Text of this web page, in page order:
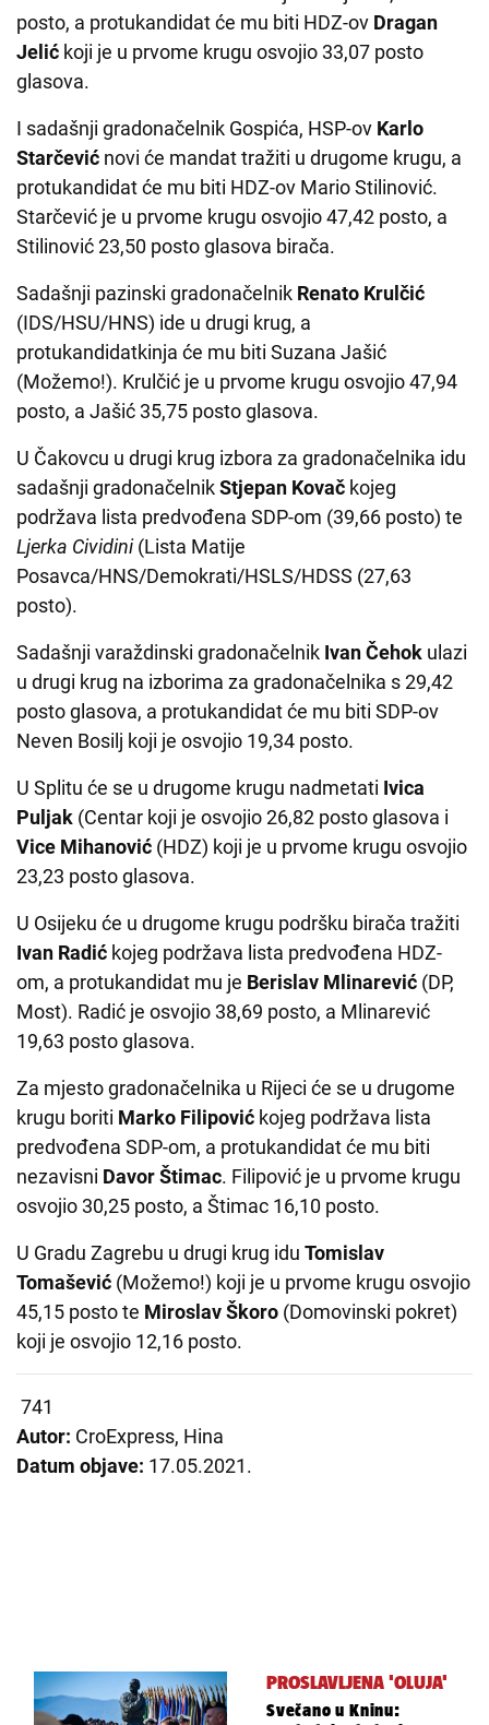
posto, a protukandidat će mu biti HDZ-ov Dragan
Jelić koji je u prvome krugu osvojio 33,07 posto
glasova.
I sadašnji gradonačelnik Gospića, HSP-ov Karlo
Starčević novi će mandat tražiti u drugome krugu, a
protukandidat će mu biti HDZ-ov Mario Stilinović.
Starčević je u prvome krugu osvojio 47,42 posto, a
Stilinović 23,50 posto glasova birača.
Sadašnji pazinski gradonačelnik Renato Krulčić
(IDS/HSU/HNS) ide u drugi krug, a
protukandidatkinja će mu biti Suzana Jašić
(Možemo!). Krulčić je u prvome krugu osvojio 47,94
posto, a Jašić 35,75 posto glasova.
U Čakovcu u drugi krug izbora za gradonačelnika idu
sadašnji gradonačelnikStjepan Kovač kojeg
podržava lista predvođena SDP-om (39,66 posto) te
Ljerka Cividini(Lista Matije
Posavca/HNS/Demokrati/HSLS/HDSS (27,63
posto).
Sadašnji varaždinski gradonačelnik Ivan Čehok ulazi
u drugi krug na izborima za gradonačelnika s 29,42
posto glasova, a protukandidat će mu biti SDP-ov
Neven Bosilj koji je osvojio 19,34 posto.
U Splitu će se u drugome krugu nadmetati Ivica
Puljak (Centar koji je osvojio 26,82 posto glasova i
Vice Mihanović (HDZ) koji je u prvome krugu osvojio
23,23 posto glasova.
U Osijeku će u drugome krugu podršku birača tražiti
Ivan Radić kojeg podržava lista predvođena HDZ-
om, a protukandidat mu je Berislav Mlinarević (DP,
Most). Radić je osvojio 38,69 posto, a Mlinarević
19,63 posto glasova.
Za mjesto gradonačelnika u Rijeci će se u drugome
krugu boriti Marko Filipović kojeg podržava lista
predvođena SDP-om, a protukandidat će mu biti
nezavisni Davor Štimac. Filipović je u prvome krugu
osvojio 30,25 posto, a Štimac 16,10 posto.
U Gradu Zagrebu u drugi krug idu Tomislav
Tomašević (Možemo!) koji je u prvome krugu osvojio
45,15 posto te Miroslav Škoro (Domovinski pokret)
koji je osvojio 12,16 posto.
741
Autor: CroExpress, Hina
Datum objave: 17.05.2021.
PROSLAVLJENA 'OLUJA'
Svečano u Kninu: